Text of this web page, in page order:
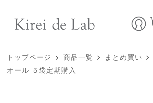
トップページ 商品一覧 まとめ買い
オール ５袋定期購入